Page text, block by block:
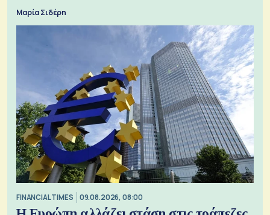
Μαρία Σιδέρη
FINANCIAL TIMES 09.08.2026, 08:00